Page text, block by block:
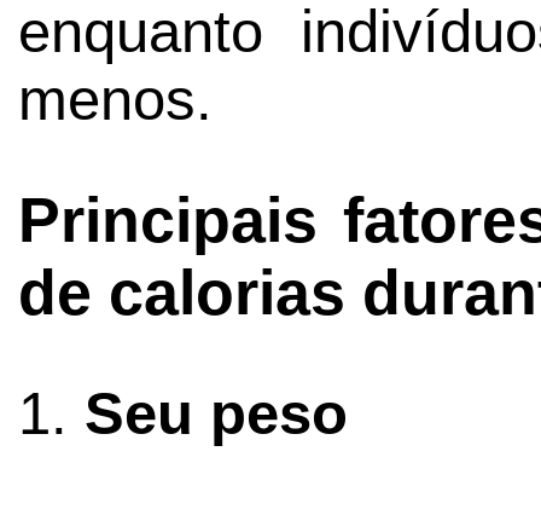
enquanto
menos.
Principais
de calorias
1. Seu peso